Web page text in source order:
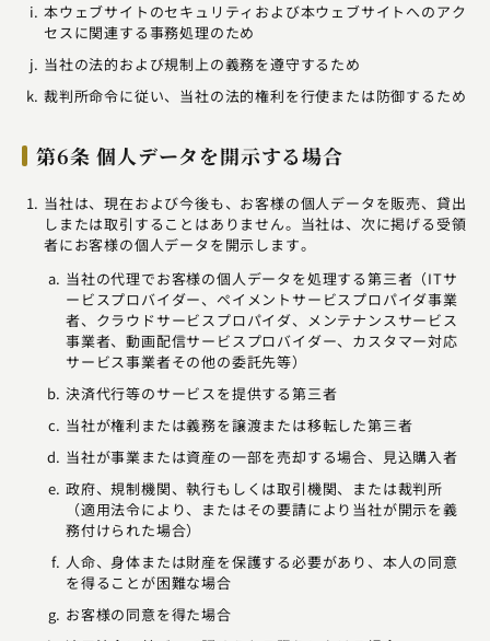
本ウェブサイトのセキュリティおよび本ウェブサイトへのアク
セスに関連する事務処理のため
当社の法的および規制上の義務を遵守するため
裁判所命令に従い、当社の法的権利を行使または防御するため
第6条 個人データを開示する場合
当社は、現在および今後も、お客様の個人データを販売、貸出
しまたは取引することはありません。当社は、次に掲げる受領
者にお客様の個人データを開示します。
当社の代理でお客様の個人データを処理する第三者（ITサ
ービスプロバイダー、ペイメントサービスプロパイダ事業
者、クラウドサービスプロパイダ、メンテナンスサービス
事業者、動画配信サービスプロバイダー、カスタマー対応
サービス事業者その他の委託先等）
決済代行等のサービスを提供する第三者
当社が権利または義務を譲渡または移転した第三者
当社が事業または資産の一部を売却する場合、見込購入者
政府、規制機関、執行もしくは取引機関、または裁判所
（適用法令により、またはその要請により当社が開示を義
務付けられた場合）
人命、身体または財産を保護する必要があり、本人の同意
を得ることが困難な場合
お客様の同意を得た場合